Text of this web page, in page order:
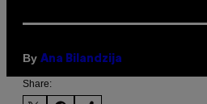
By Ana Bilandzija
Share: